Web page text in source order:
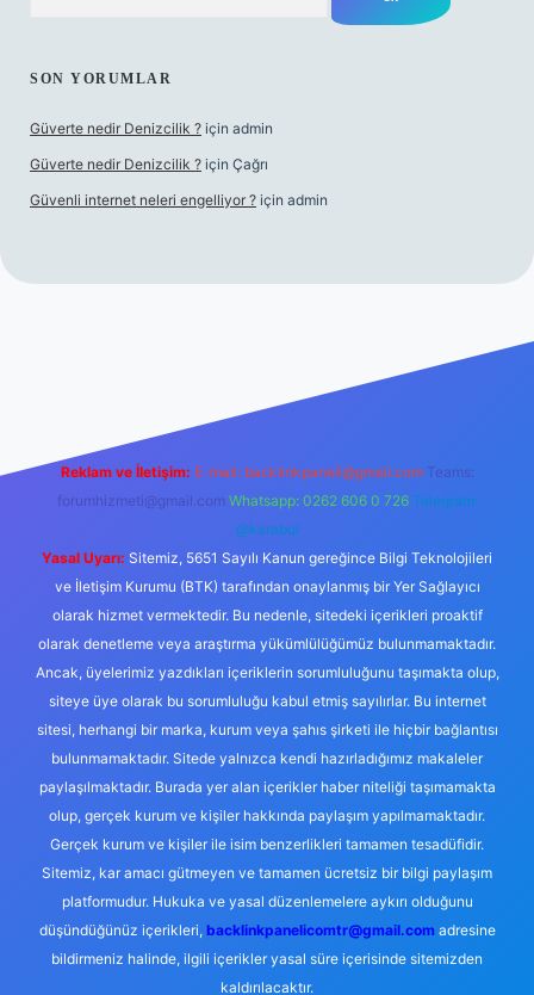
SON YORUMLAR
Güverte nedir Denizcilik ? için admin
Güverte nedir Denizcilik ? için Çağrı
Güvenli internet neleri engelliyor ? için admin
Reklam ve İletişim: E-mail: backlinkpaneli@gmail.com Teams:
forumhizmeti@gmail.com Whatsapp: 0262 606 0 726 Telegram:
@karabul
Yasal Uyarı: Sitemiz, 5651 Sayılı Kanun gereğince Bilgi Teknolojileri
ve İletişim Kurumu (BTK) tarafından onaylanmış bir Yer Sağlayıcı
olarak hizmet vermektedir. Bu nedenle, sitedeki içerikleri proaktif
olarak denetleme veya araştırma yükümlülüğümüz bulunmamaktadır.
Ancak, üyelerimiz yazdıkları içeriklerin sorumluluğunu taşımakta olup,
siteye üye olarak bu sorumluluğu kabul etmiş sayılırlar. Bu internet
sitesi, herhangi bir marka, kurum veya şahıs şirketi ile hiçbir bağlantısı
bulunmamaktadır. Sitede yalnızca kendi hazırladığımız makaleler
paylaşılmaktadır. Burada yer alan içerikler haber niteliği taşımamakta
olup, gerçek kurum ve kişiler hakkında paylaşım yapılmamaktadır.
Gerçek kurum ve kişiler ile isim benzerlikleri tamamen tesadüfidir.
Sitemiz, kar amacı gütmeyen ve tamamen ücretsiz bir bilgi paylaşım
platformudur. Hukuka ve yasal düzenlemelere aykırı olduğunu
düşündüğünüz içerikleri, backlinkpanelicomtr@gmail.comadresine
bildirmeniz halinde, ilgili içerikler yasal süre içerisinde sitemizden
kaldırılacaktır.